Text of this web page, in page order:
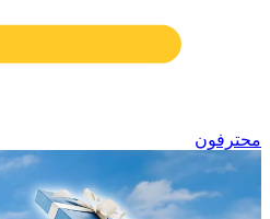
محترفون